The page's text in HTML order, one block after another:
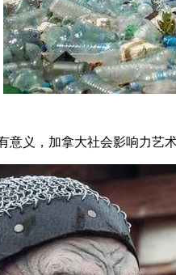
义，加拿大社会影响力艺